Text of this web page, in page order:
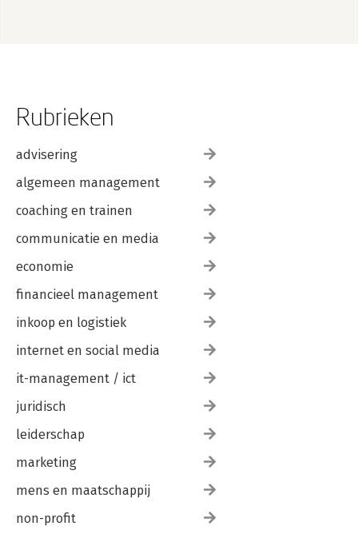
Rubrieken
advisering
algemeen management
coaching en trainen
communicatie en media
economie
financieel management
inkoop en logistiek
internet en social media
it-management / ict
juridisch
leiderschap
marketing
mens en maatschappij
non-profit